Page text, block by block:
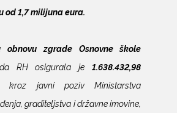
od 1,7 milijuna eura.
obnovu zgrade Osnovne škole
RH osigurala je1.638.432,98
javni poziv Ministarstva
graditeljstva i državne imovine,